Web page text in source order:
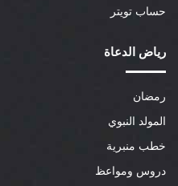
حساب تويتر
رياض الدعاة
رمضان
المولد النبوي
خطب منبرية
دروس ومواعظ